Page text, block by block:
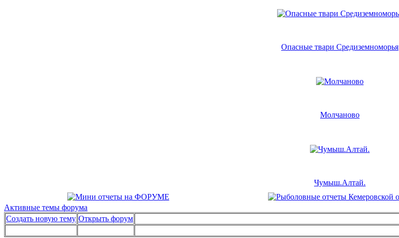
Опасные твари Средиземноморья
Молчаново
Чумыш.Алтай.
Активные темы форума
Создать новую тему Открыть форум